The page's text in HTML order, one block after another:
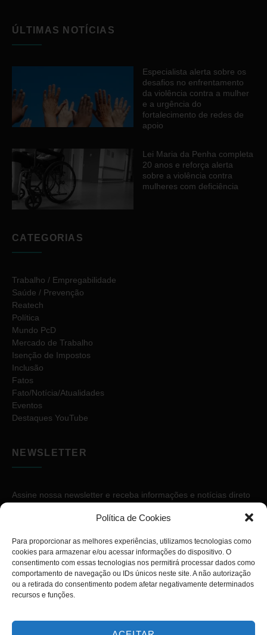
Política de Cookies
Para proporcionar as melhores experiências, utilizamos tecnologias como
cookies para armazenar e/ou acessar informações do dispositivo. O
consentimento com essas tecnologias nos permitirá processar dados como
comportamento de navegação ou IDs únicos neste site. A não autorização
ou a retirada do consentimento podem afetar negativamente determinados
recursos e funções.
ÚLTIMAS NOTÍCIAS
Especialista alerta sobre os
desafios no enfrentamento
da violência contra a mulher
e a urgência do
fortalecimento de redes de
apoio
Lei Maria da Penha completa
20 anos e reforça alerta
sobre a violência contra
mulheres com deficiência
CATEGORIAS
Trabalho / Empregabilidade
Saúde / Prevenção
Reatech
Política
Mundo PcD
Mercado de Trabalho
Isenção de Impostos
Inclusão
Fatos
Fato/Notícia/Atualidades
Eventos
Destaques YouTube
NEWSLETTER
Assine nossa newsletter e receba informações e notícias direto